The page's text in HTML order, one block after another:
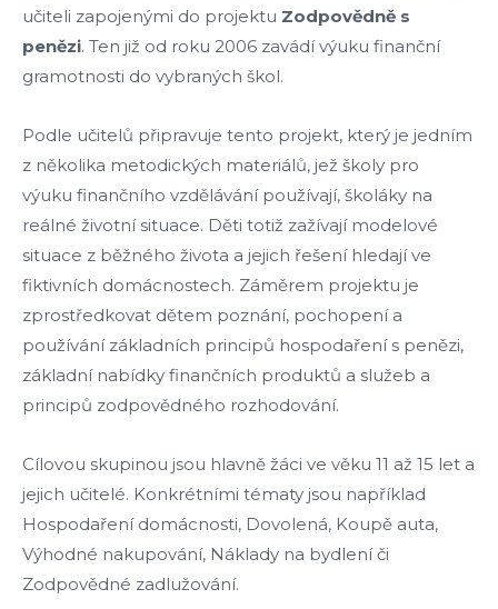
učiteli zapojenými do projektu Zodpovědně s
penězi. Ten již od roku 2006 zavádí výuku finanční
gramotnosti do vybraných škol.
Podle učitelů připravuje tento projekt, který je jedním
z několika metodických materiálů, jež školy pro
výuku finančního vzdělávání používají, školáky na
reálné životní situace. Děti totiž zažívají modelové
situace z běžného života a jejich řešení hledají ve
fiktivních domácnostech. Záměrem projektu je
zprostředkovat dětem poznání, pochopení a
používání základních principů hospodaření s penězi,
základní nabídky finančních produktů a služeb a
principů zodpovědného rozhodování.
Cílovou skupinou jsou hlavně žáci ve věku 11 až 15 let a
jejich učitelé. Konkrétními tématy jsou například
Hospodaření domácnosti, Dovolená, Koupě auta,
Výhodné nakupování, Náklady na bydlení či
Zodpovědné zadlužování.